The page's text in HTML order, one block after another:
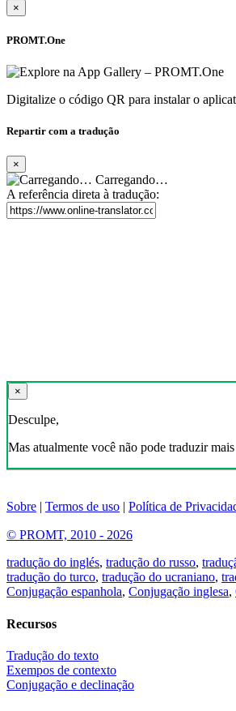
×
PROMT.One
Digitalize o código QR para instalar o
Repartir com a tradução
×
Carregando…
A referência direta à tradução:
×
Desculpe,
Mas atualmente você não pode traduzir
Sobre | Termos de uso | Política de
© PROMT, 2010 - 2026
tradução do inglés, tradução do russo,
tradução do turco, tradução do ucraniano,
Conjugação espanhola, Conjugação inglesa,
Recursos
Tradução do texto
Exempos de contexto
Conjugação e declinação